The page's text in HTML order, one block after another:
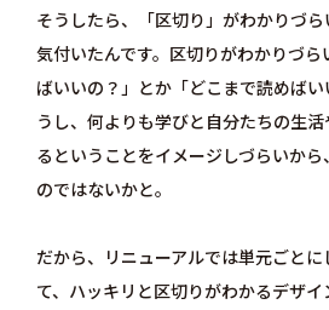
そうしたら、「区切り」がわかりづ
気付いたんです。区切りがわかりづ
ばいいの？」とか「どこまで読めば
うし、何よりも学びと自分たちの生
るということをイメージしづらいか
のではないかと。
だから、リニューアルでは単元ごと
て、ハッキリと区切りがわかるデザ